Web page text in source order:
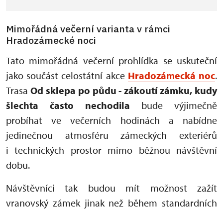
Mimořádná večerní varianta v rámci
Hradozámecké noci
Tato mimořádná večerní prohlídka se uskuteční
jako součást celostátní akce Hradozámecká noc.
Trasa Od sklepa po půdu - zákoutí zámku, kudy
šlechta často nechodila bude výjimečně
probíhat ve večerních hodinách a nabídne
jedinečnou atmosféru zámeckých exteriérů
i technických prostor mimo běžnou návštěvní
dobu.
Návštěvníci tak budou mít možnost zažít
vranovský zámek jinak než během standardních